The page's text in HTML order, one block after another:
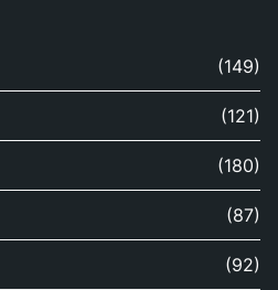
(149)
(121)
(180)
(87)
(92)